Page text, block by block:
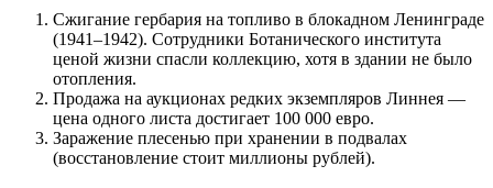
Сжигание гербария на топливо в блокадном Ленинграде
(1941–1942). Сотрудники Ботанического института
ценой жизни спасли коллекцию, хотя в здании не было
отопления.
Продажа на аукционах редких экземпляров Линнея —
цена одного листа достигает 100 000 евро.
Заражение плесенью при хранении в подвалах
(восстановление стоит миллионы рублей).